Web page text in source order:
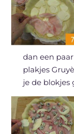
dan een
plakjes
je de blokjes